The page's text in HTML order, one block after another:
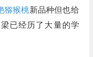
猕猴桃新品种但也给
已经历了大量的学